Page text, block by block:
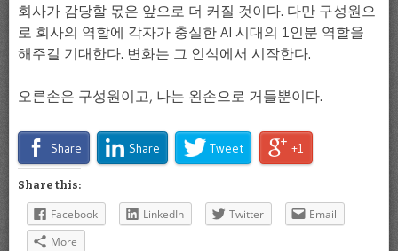
회사가 감당할 몫은 앞으로 더 커질 것이다. 다만 구성원으
로 회사의 역할에 각자가 충실한 AI 시대의 1인분 역할을
해주길 기대한다. 변화는 그 인식에서 시작한다.
오른손은 구성원이고, 나는 왼손으로 거들뿐이다.
Share Share Tweet +1
Share this:
Facebook LinkedIn Twitter
Email
More